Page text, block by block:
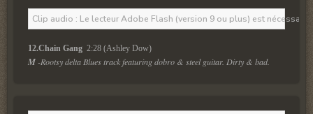
Clip audio : Le lecteur Adobe Flash (version 9 ou plus) est
12.Chain Gang 2:28 (Ashley Dow)
M -Rootsy delta Blues track featuring dobro & steel guitar. Dirty & bad.